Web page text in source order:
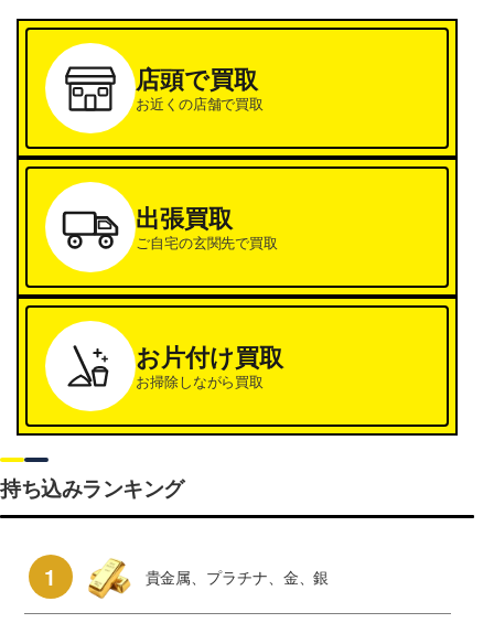
店頭で買取
お近くの店舗で買取
出張買取
ご自宅の玄関先で買取
お片付け買取
お掃除しながら買取
持ち込みランキング
1 貴金属、プラチナ、金、銀